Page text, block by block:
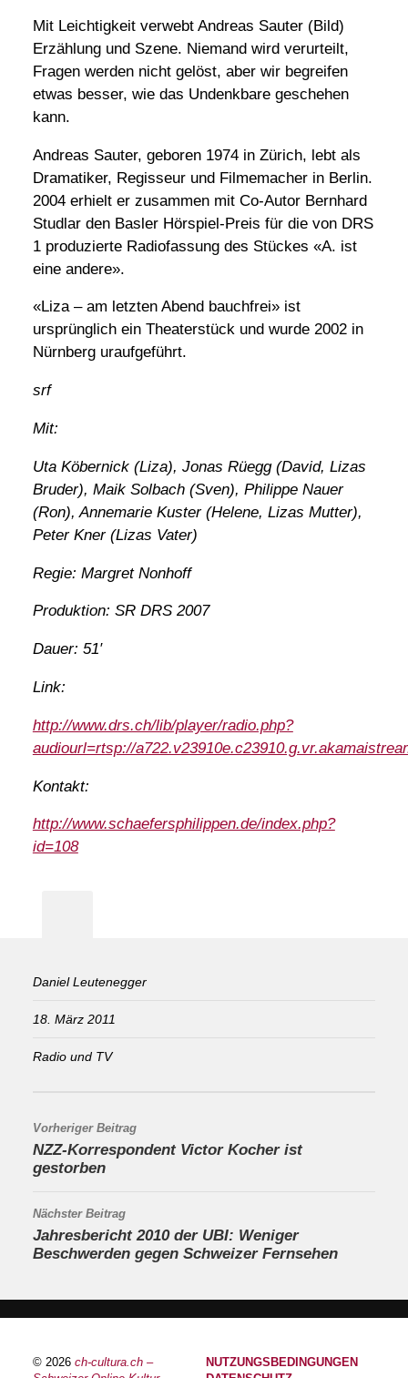
Mit Leichtigkeit verwebt Andreas Sauter (Bild)
Erzählung und Szene. Niemand wird verurteilt,
Fragen werden nicht gelöst, aber wir begreifen
etwas besser, wie das Undenkbare geschehen
kann.
Andreas Sauter, geboren 1974 in Zürich, lebt als
Dramatiker, Regisseur und Filmemacher in Berlin.
2004 erhielt er zusammen mit Co-Autor Bernhard
Studlar den Basler Hörspiel-Preis für die von DRS
1 produzierte Radiofassung des Stückes «A. ist
eine andere».
«Liza – am letzten Abend bauchfrei» ist
ursprünglich ein Theaterstück und wurde 2002 in
Nürnberg uraufgeführt.
srf
Mit:
Uta Köbernick (Liza), Jonas Rüegg (David, Lizas
Bruder), Maik Solbach (Sven), Philippe Nauer
(Ron), Annemarie Kuster (Helene, Lizas Mutter),
Peter Kner (Lizas Vater)
Regie: Margret Nonhoff
Produktion: SR DRS 2007
Dauer: 51′
Link:
http://www.drs.ch/lib/player/radio.php?
audiourl=rtsp://
Kontakt:
http://www.schaefersphilippen.de/index.php?
id=108
Daniel Leutenegger
18. März 2011
Radio und TV
Vorheriger Beitrag
NZZ-Korrespondent Victor Kocher ist
gestorben
Nächster Beitrag
Jahresbericht 2010 der UBI: Weniger
Beschwerden gegen Schweizer Fernsehen
© 2026 ch-cultura.ch –
NUTZUNGSBEDINGUNGEN